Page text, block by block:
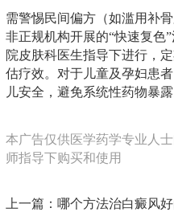
需警惕民间偏方（如滥用补
非正规机构开展的“快速复色
院皮肤科医生指导下进行，
估疗效。对于儿童及孕妇患
儿安全，避免系统性药物暴露
本广告仅供医学药学专业人
师指导下购买和使用
上一篇： 哪个方法治白癜风